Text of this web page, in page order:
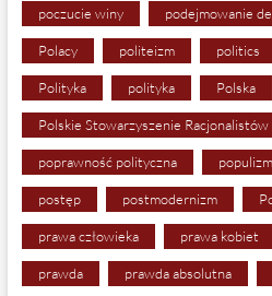
poczucie winy podejmowanie
Polacy politeizm politics
Polityka polityka Polska
Polskie Stowarzyszenie Racjonalistów
poprawność polityczna populizm
postęp postmodernizm
prawa człowieka prawa kobiet
prawda prawda absolutna